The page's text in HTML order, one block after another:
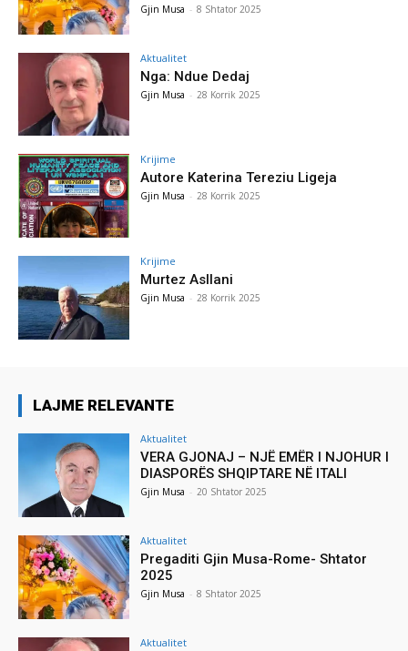
Gjin Musa - 8 Shtator 2025
Aktualitet
Nga: Ndue Dedaj
Gjin Musa - 28 Korrik 2025
Krijime
Autore Katerina Tereziu Ligeja
Gjin Musa - 28 Korrik 2025
Krijime
Murtez Asllani
Gjin Musa - 28 Korrik 2025
LAJME RELEVANTE
Aktualitet
VERA GJONAJ – NJË EMËR I NJOHUR I
DIASPORËS SHQIPTARE NË ITALI
Gjin Musa - 20 Shtator 2025
Aktualitet
Pregaditi Gjin Musa-Rome- Shtator
2025
Gjin Musa - 8 Shtator 2025
Aktualitet